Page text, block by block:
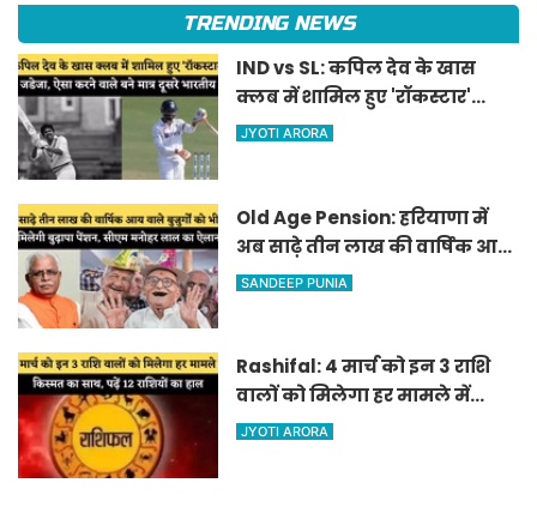
TRENDING NEWS
IND vs SL: कपिल देव के खास
क्लब में शामिल हुए 'रॉकस्टार'
जडेजा, ऐसा करने वाले बने मात्र
JYOTI ARORA
Old Age Pension: हरियाणा में
अब साढ़े तीन लाख की वार्षिक आय
वाले बुजुर्गों को भी मिलेगी बुढ़ापा
SANDEEP PUNIA
Rashifal: 4 मार्च को इन 3 राशि
वालों को मिलेगा हर मामले में
किस्मत का साथ, पढ़ें 12 राशियों का
JYOTI ARORA